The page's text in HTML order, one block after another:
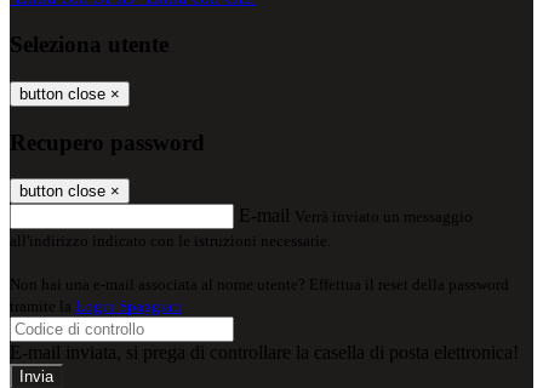
Seleziona utente
button close ×
Recupero password
button close ×
E-mail Verrà inviato un messaggio
all'indirizzo indicato con le istruzioni necessarie.
Non hai una e-mail associata al nome utente? Effettua il reset della password
tramite la Login Spaggiari
E-mail inviata, si prega di controllare la casella di posta elettronica!